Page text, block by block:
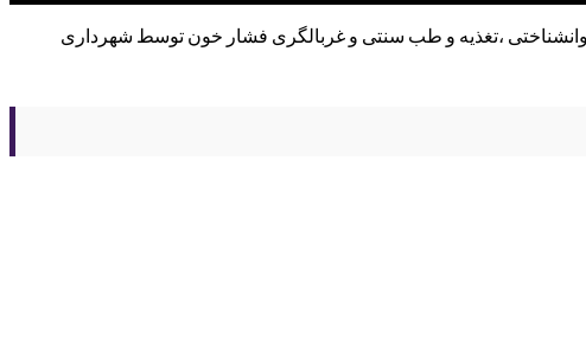
،تغذیه و طب سنتی و غربالگری فشار خون توسط شهرداری